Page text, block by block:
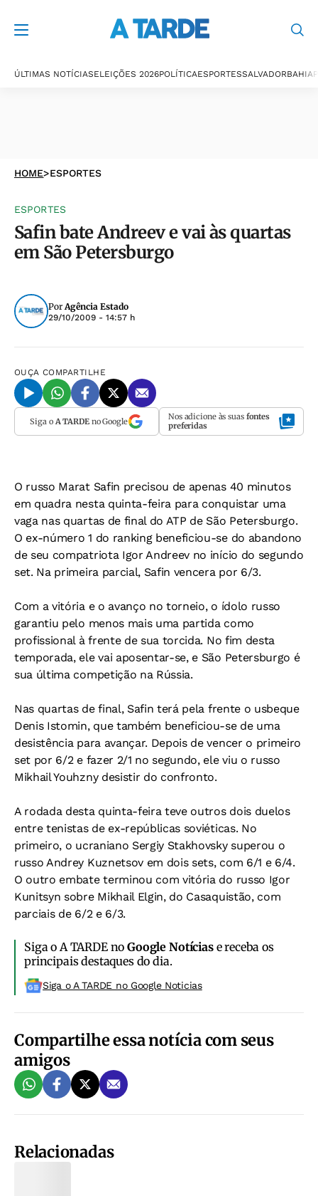
ÚLTIMAS NOTÍCIASELEIÇÕES 2026POLÍTICAESPORTESSALVADORBAHIA
HOME>ESPORTES
ESPORTES
Safin bate Andreev e vai às quartas
em São Petersburgo
PorAgência Estado
29/10/2009 - 14:57 h
OUÇA COMPARTILHE
Siga o A TARDEno Google Nos adicione às suas fontes
preferidas
O russo Marat Safin precisou de apenas 40 minutos
em quadra nesta quinta-feira para conquistar uma
vaga nas quartas de final do ATP de São Petersburgo.
O ex-número 1 do ranking beneficiou-se do abandono
de seu compatriota Igor Andreev no início do segundo
set. Na primeira parcial, Safin vencera por 6/3.
Com a vitória e o avanço no torneio, o ídolo russo
garantiu pelo menos mais uma partida como
profissional à frente de sua torcida. No fim desta
temporada, ele vai aposentar-se, e São Petersburgo é
sua última competição na Rússia.
Nas quartas de final, Safin terá pela frente o usbeque
Denis Istomin, que também beneficiou-se de uma
desistência para avançar. Depois de vencer o primeiro
set por 6/2 e fazer 2/1 no segundo, ele viu o russo
Mikhail Youhzny desistir do confronto.
A rodada desta quinta-feira teve outros dois duelos
entre tenistas de ex-repúblicas soviéticas. No
primeiro, o ucraniano Sergiy Stakhovsky superou o
russo Andrey Kuznetsov em dois sets, com 6/1 e 6/4.
O outro embate terminou com vitória do russo Igor
Kunitsyn sobre Mikhail Elgin, do Casaquistão, com
parciais de 6/2 e 6/3.
Siga o A TARDE noGoogle Notíciase receba os
principais destaques do dia.
Siga o A TARDE no Google Noticias
Compartilhe essa notícia com seus
amigos
Relacionadas